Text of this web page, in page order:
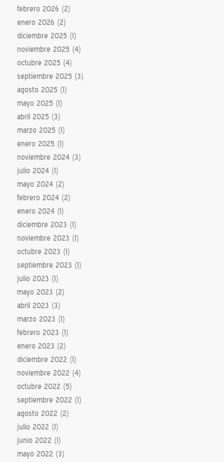
febrero 2026 (2)
enero 2026 (2)
diciembre 2025(1)
noviembre 2025(4)
octubre 2025(4)
septiembre 2025(3)
agosto 2025(1)
mayo 2025(1)
abril 2025(3)
marzo 2025(1)
enero 2025(1)
noviembre 2024(3)
julio 2024(1)
mayo 2024(2)
febrero 2024(2)
enero 2024(1)
diciembre 2023 (1)
noviembre 2023 (1)
octubre 2023 (1)
septiembre 2023 (1)
julio 2023 (1)
mayo 2023 (2)
abril 2023 (3)
marzo 2023 (1)
febrero 2023 (1)
enero 2023 (2)
diciembre 2022 (1)
noviembre 2022 (4)
octubre 2022 (5)
septiembre 2022 (1)
agosto 2022 (2)
julio 2022 (1)
junio 2022 (1)
mayo 2022 (3)